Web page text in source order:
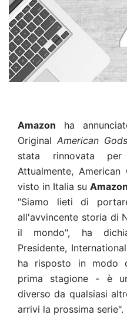
Amazon ha
OriginalAmerican Gods
stata rinnovata
Attualmente,
visto in Italia su
"Siamo lieti di
all'avvincente storia di
il mondo", ha
Presidente,
ha risposto in modo
prima stagione - è
diverso da qualsiasi
arrivi la prossima serie".